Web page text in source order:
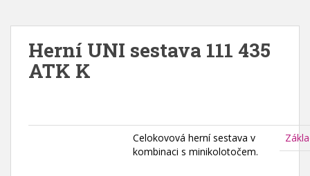
Herní UNI sestava 111 435
ATK K
Celokovová herní sestava v
kombinaci s minikolotočem.